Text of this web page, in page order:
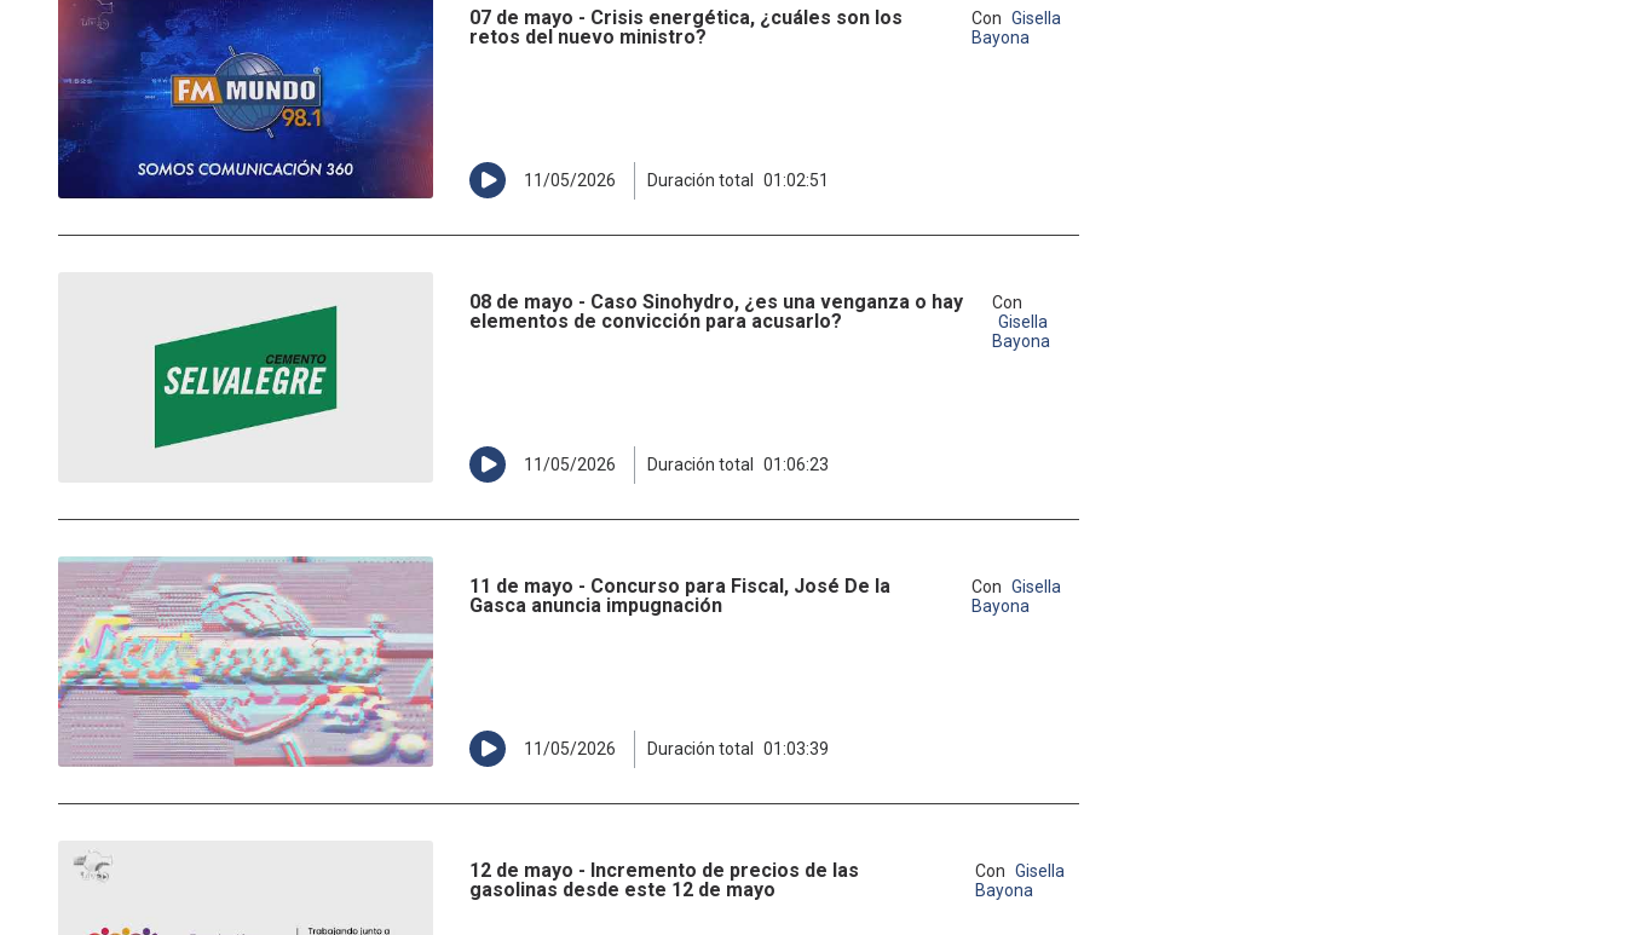
07 de mayo - Crisis energética, ¿cuáles son los
retos del nuevo ministro?
Con Gisella
Bayona
11/05/2026 Duración total 01:02:51
08 de mayo - Caso Sinohydro, ¿es una venganza o hay
elementos de convicción para acusarlo?
Con
Gisella
Bayona
11/05/2026 Duración total 01:06:23
11 de mayo - Concurso para Fiscal, José De la
Gasca anuncia impugnación
Con Gisella
Bayona
11/05/2026 Duración total 01:03:39
12 de mayo - Incremento de precios de las
gasolinas desde este 12 de mayo
Con Gisella
Bayona